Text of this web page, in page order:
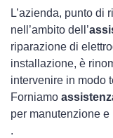
L’azienda, punto di
nell’ambito dell’
riparazione di
installazione, è
intervenire in modo
Forniamo
per manutenzione
.